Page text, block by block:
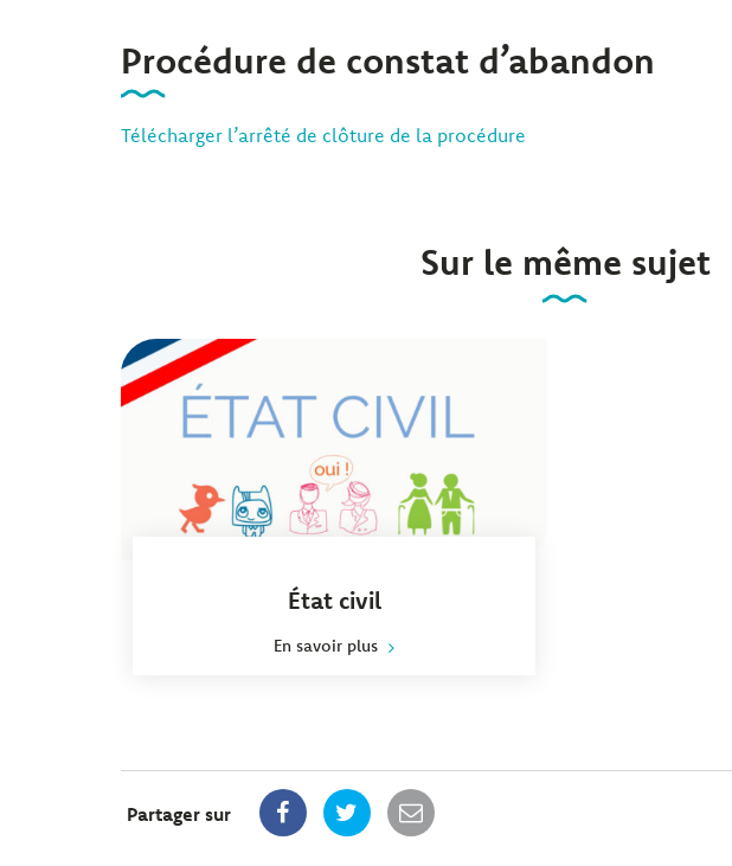
Procédure de constat d’abandon
Télécharger l’arrêté de clôture de la procédure
Sur le même sujet
État civil
En savoir plus
Partager sur